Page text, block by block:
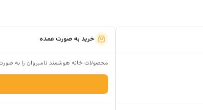
خرید به صورت عمده
محصولات خانه هوشمند نامبروان را به